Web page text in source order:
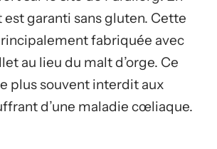
garanti sans gluten. Cette
fabriquée avec
au lieu du malt d’orge. Ce
plus souvent interdit aux
d’une maladie cœliaque.